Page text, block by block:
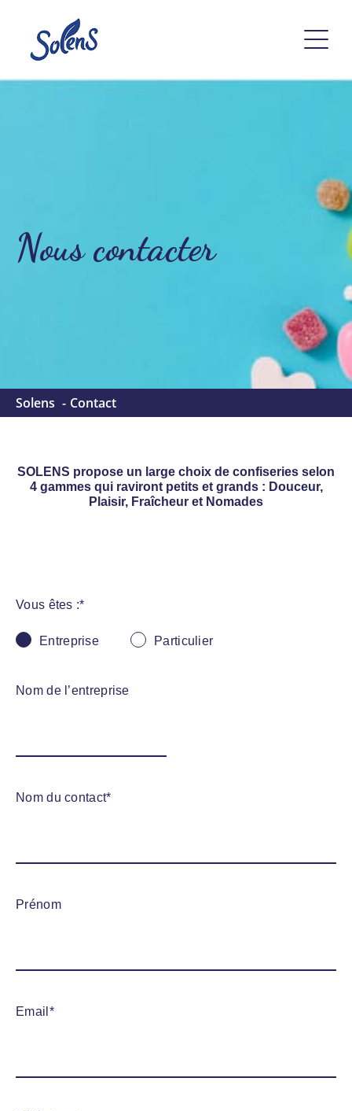
Nous contacter
Solens Contact
SOLENS propose un large choix de confiseries selon
4 gammes qui raviront petits et grands : Douceur,
Plaisir, Fraîcheur et Nomades
Vous êtes :*
Entreprise Particulier
Nom de l’entreprise
Nom du contact*
Prénom
Email *